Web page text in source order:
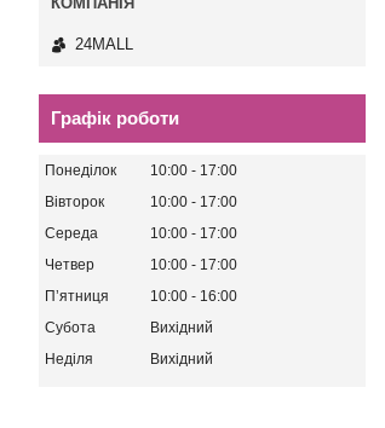
24MALL
Графік роботи
Понеділок 10:00
17:00
Вівторок
10:00
17:00
Середа
10:00
17:00
Четвер
10:00
17:00
Пʼятниця
10:00
16:00
Субота
Вихідний
Неділя
Вихідний